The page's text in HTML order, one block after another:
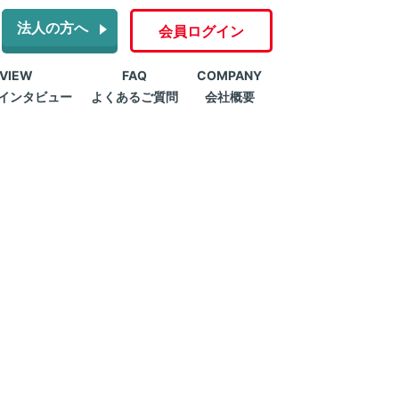
法人の方へ 会員ログイン
ンタビュー
FAQ
よくあるご質問
COMPANY
会社概要